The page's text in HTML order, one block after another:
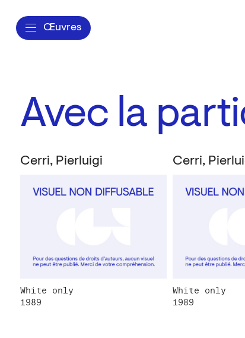
Œuvres
Avec la
Cerri, Pierluigi
White only
1989
Cerri,
White only
1989